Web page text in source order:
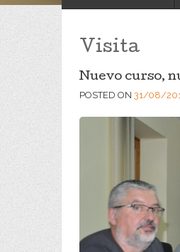
Visita
Nuevo curso,
POSTED ON 31/08/